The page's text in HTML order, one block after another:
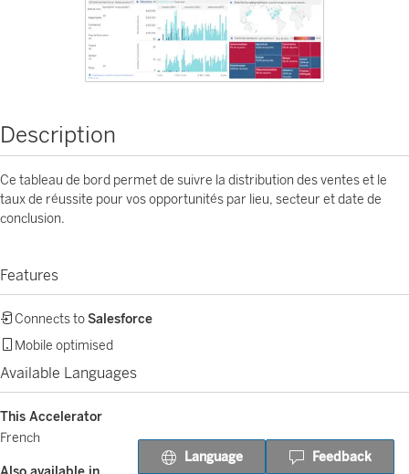
Description
Ce tableau de bord permet de suivre la distribution des ventes et le
taux de réussite pour vos opportunités par lieu, secteur et date de
conclusion.
Features
Connects toSalesforce
Mobile optimised
Available Languages
This Accelerator
French
Language Feedback